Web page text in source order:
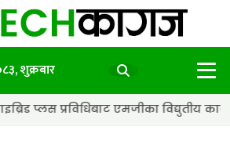
शुक्रबार
प्रविधिबाट एमजीका विद्युतीय कार अझ छिटा